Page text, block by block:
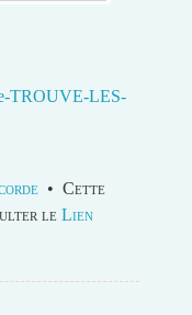
TROUVE-LES-
• Cette
le Lien